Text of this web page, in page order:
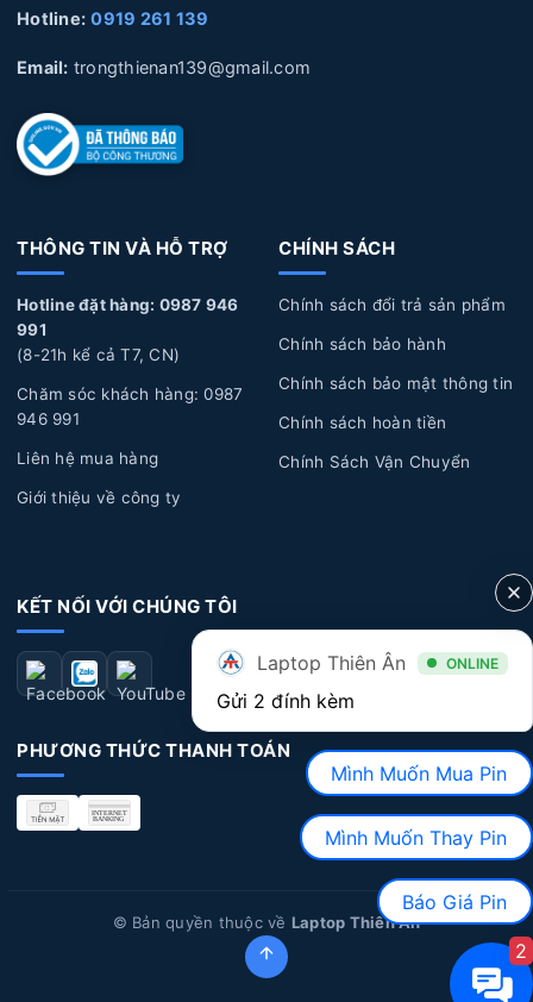
Hotline: 0919 261 139
Email: trongthienan139@gmail.com
THÔNG TIN VÀ HỖ TRỢ
Hotline đặt hàng: 0987 946
991
(8-21h kể cả T7, CN)
Chăm sóc khách hàng: 0987
946 991
Liên hệ mua hàng
Giới thiệu về công ty
CHÍNH SÁCH
Chính sách đổi trả sản phẩm
Chính sách bảo hành
Chính sách bảo mật thông tin
Chính sách hoàn tiền
Chính Sách Vận Chuyển
KẾT NỐI VỚI CHÚNG TÔI
PHƯƠNG THỨC THANH TOÁN
© Bản quyền thuộc về Laptop Thiên Ân
Laptop Thiên Ân ONLINE
Gửi 2 đính kèm
Mình Muốn Mua Pin
Mình Muốn Thay Pin
Báo Giá Pin
2